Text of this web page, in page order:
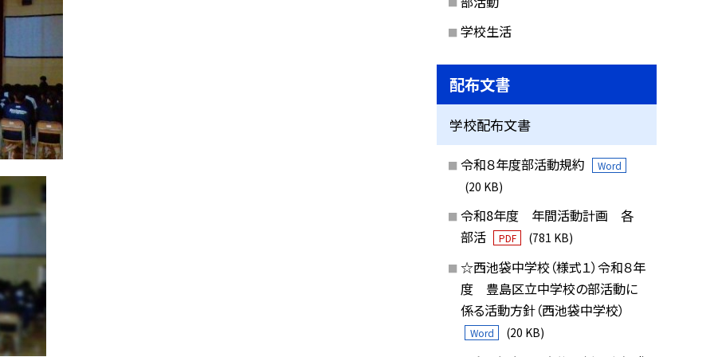
学校生活
配布文書
学校配布文書
令和８年度部活動規約 Word
(20 KB)
令和8年度 年間活動計画 各
部活
PDF (781 KB)
☆西池袋中学校（様式１）令和８年
度 豊島区立中学校の部活動に
係る活動方針（西池袋中学校）
Word (20 KB)